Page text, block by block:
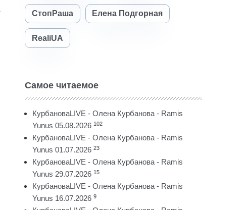
СтопРаша Елена Подгорная
RealiUA
Самое читаемое
КурбановаLIVE - Олена Курбанова - Ramis
Yunus 05.08.2026 102
КурбановаLIVE - Олена Курбанова - Ramis
Yunus 01.07.2026 23
КурбановаLIVE - Олена Курбанова - Ramis
Yunus 29.07.2026 15
КурбановаLIVE - Олена Курбанова - Ramis
Yunus 16.07.2026 9